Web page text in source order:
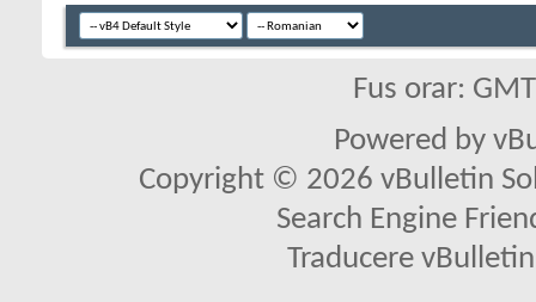
Fus orar:
Powered by
Copyright © 2026 vBulletin
Search Engine
Traducere